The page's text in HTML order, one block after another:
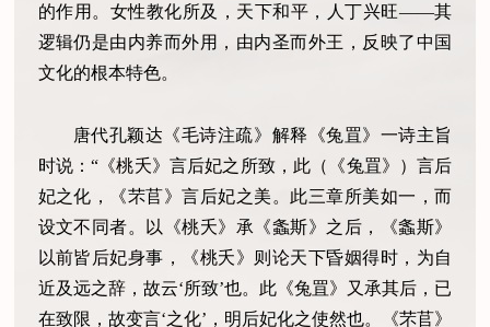
的作用。女性教化所及，天下和平，人丁兴旺——其
逻辑仍是由内养而外用，由内圣而外王，反映了中国
文化的根本特色。
唐代孔颖达《毛诗注疏》解释《兔罝》一诗主旨
时说：“《桃夭》言后妃之所致，此（《兔罝》）言后
妃之化，《芣苢》言后妃之美。此三章所美如一，而
设文不同者。以《桃夭》承《螽斯》之后，《螽斯》
以前皆后妃身事，《桃夭》则论天下昏姻得时，为自
近及远之辞，故云‘所致’也。此《兔罝》又承其后，已
在致限，故变言‘之化’，明后妃化之使然也。《芣苢》